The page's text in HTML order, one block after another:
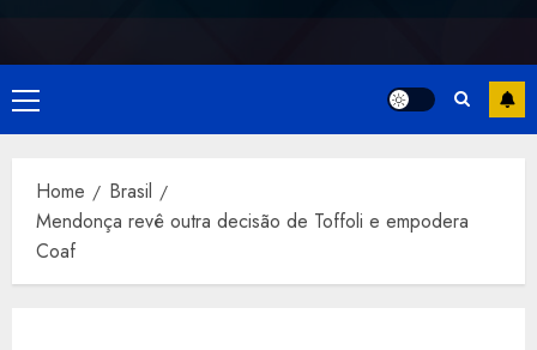
Primary
Menu
Home
Brasil
Mendonça revê outra decisão de Toffoli e empodera
Coaf